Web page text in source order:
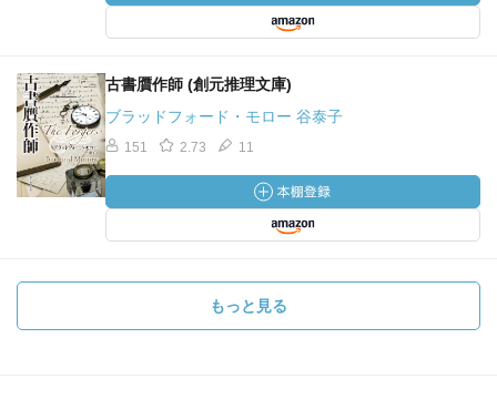
古書贋作師 (創元推理文庫)
ブラッドフォード・モロー 谷泰子
151 2.73 11
もっと見る